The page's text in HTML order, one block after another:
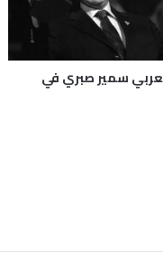
سمير صبري في